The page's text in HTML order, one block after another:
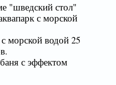
"шведский стол"
с морской
морской водой 25
с эффектом